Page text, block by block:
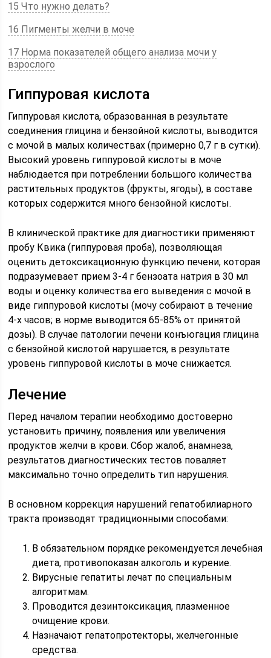
15 Что нужно делать?
16 Пигменты желчи в моче
17 Норма показателей общего анализа мочи у
взрослого
Гиппуровая кислота
Гиппуровая кислота, образованная в результате
соединения глицина и бензойной кислоты, выводится
с мочой в малых количествах (примерно 0,7 г в сутки).
Высокий уровень гиппуровой кислоты в моче
наблюдается при потреблении большого количества
растительных продуктов (фрукты, ягоды), в составе
которых содержится много бензойной кислоты.
В клинической практике для диагностики применяют
пробу Квика (гиппуровая проба), позволяющая
оценить детоксикационную функцию печени, которая
подразумевает прием 3-4 г бензоата натрия в 30 мл
воды и оценку количества его выведения с мочой в
виде гиппуровой кислоты (мочу собирают в течение
4-х часов; в норме выводится 65-85% от принятой
дозы). В случае патологии печени конъюгация глицина
с бензойной кислотой нарушается, в результате
уровень гиппуровой кислоты в моче снижается.
Лечение
Перед началом терапии необходимо достоверно
установить причину, появления или увеличения
продуктов желчи в крови. Сбор жалоб, анамнеза,
результатов диагностических тестов поваляет
максимально точно определить тип нарушения.
В основном коррекция нарушений гепатобилиарного
тракта производят традиционными способами:
В обязательном порядке рекомендуется лечебная
диета, противопоказан алкоголь и курение.
Вирусные гепатиты лечат по специальным
алгоритмам.
Проводится дезинтоксикация, плазменное
очищение крови.
Назначают гепатопротекторы, желчегонные
средства.